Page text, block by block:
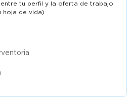
entre tu perfil y la oferta de trabajo
hoja de vida)​